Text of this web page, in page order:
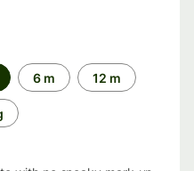
6 m 12 m